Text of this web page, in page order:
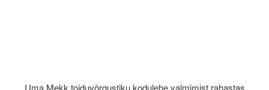
Uma Mekk toiduvõrgustiku kodulehe valmimist rahastas